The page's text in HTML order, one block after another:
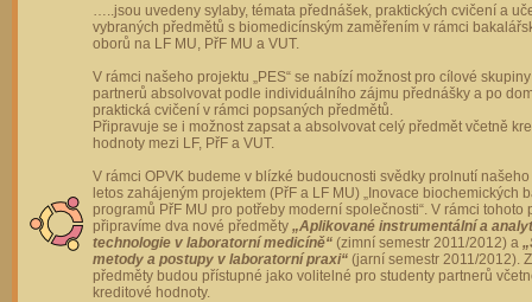
…..jsou uvedeny sylaby, témata přednášek, praktických cvičení a
vybraných předmětů s biomedicínským zaměřením v rámci
oborů na LF MU, PřF MU a VUT.
V rámci našeho projektu „PES“ se nabízí možnost pro cílové
partnerů absolvovat podle individuálního zájmu přednášky a po
praktická cvičení v rámci popsaných předmětů.
Připravuje se i možnost zapsat a absolvovat celý předmět včetně
hodnoty mezi LF, PřF a VUT.
V rámci OPVK budeme v blízké budoucnosti svědky prolnutí
letos zahájeným projektem (PřF a LF MU) „Inovace biochemických
programů PřF MU pro potřeby moderní společnosti“. V rámci tohoto
připravíme dva nové předměty „Aplikované instrumentální a
technologie v laboratorní medicíně“ (zimní semestr 2011/2012) a
metody a postupy v laboratorní praxi“ (jarní semestr 2011/2012).
předměty budou přístupné jako volitelné pro studenty partnerů
kreditové hodnoty.